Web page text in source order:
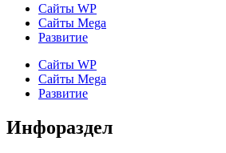
Сайты WP
Cайты Mega
Развитие
Сайты WP
Cайты Mega
Развитие
Инфораздел